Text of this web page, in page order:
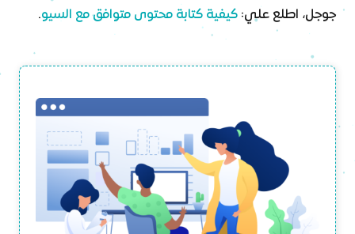
جوجل، اطلع علي: كيفية كتابة محتوى متوافق مع السيو.